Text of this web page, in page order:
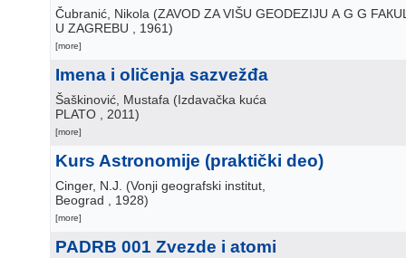
Čubranić, Nikola (ZAVOD ZA VIŠU GEODEZIJU А G G
U ZAGREBU
, 1961)
[more]
Imena i oličenja sazvežđa
Šaškinović, Mustafa (Izdavačka kuća
PLATO
, 2011)
[more]
Kurs Astronomije (praktički deo)
Cinger, N.J. (Vonji geografski institut,
Beograd
, 1928)
[more]
PADRB 001 Zvezde i atomi